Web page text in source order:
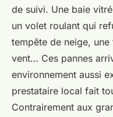
de suivi. Une baie
un volet roulant qui
tempête de neige,
vent… Ces pannes
environnement aussi
prestataire local fait
Contrairement aux